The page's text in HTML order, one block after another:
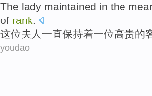
The lady maintained in the
of rank.
这位夫人一直保持着一位高贵的
youdao